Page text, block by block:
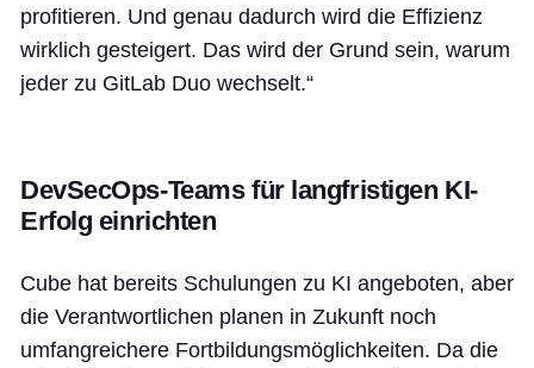
profitieren. Und genau dadurch wird die Effizienz
wirklich gesteigert. Das wird der Grund sein, warum
jeder zu GitLab Duo wechselt.“
DevSecOps-Teams für langfristigen KI-
Erfolg einrichten
Cube hat bereits Schulungen zu KI angeboten, aber
die Verantwortlichen planen in Zukunft noch
umfangreichere Fortbildungsmöglichkeiten. Da die